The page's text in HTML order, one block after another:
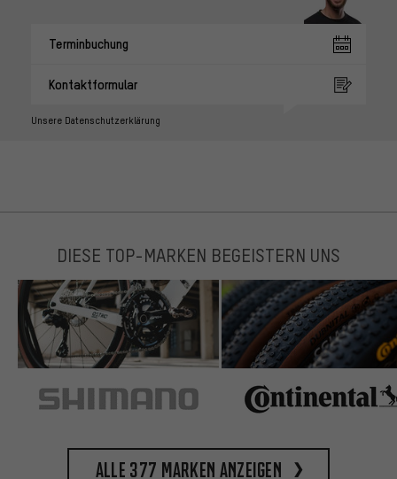
Terminbuchung
Kontaktformular
Unsere Datenschutzerklärung
DIESE TOP-MARKEN BEGEISTERN UNS
Alle 377 Marken anzeigen